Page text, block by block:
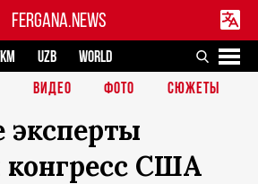
FERGANA.NEWS
UZB
WORLD
ВИДЕО ФОТО СЮЖЕТЫ
эксперты
конгресс США